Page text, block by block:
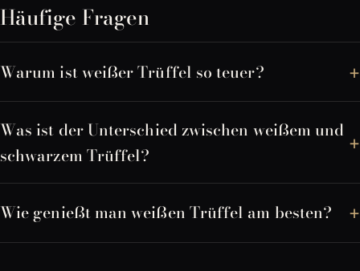
Häufige Fragen
Warum ist weißer Trüffel so teuer?
Was ist der Unterschied zwischen weißem und
schwarzem Trüffel?
Wie genießt man weißen Trüffel am besten?